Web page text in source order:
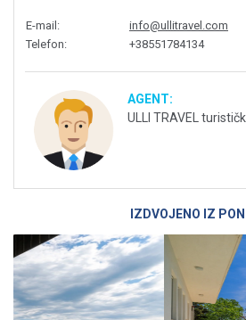
E-mail :
info@ullitravel.com
Telefon: +38551784134
AGENT:
ULLI TRAVEL
IZDVOJENO IZ